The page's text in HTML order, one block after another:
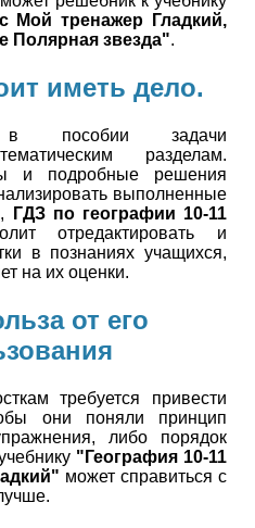
Мой тренажер Гладкий,
Полярная звезда".
иметь дело.
в пособии задачи
разделам.
и подробные решения
выполненные
ГДЗ по географии 10-11
отредактировать и
в познаниях учащихся,
на их оценки.
от его
требуется привести
они поняли принцип
либо порядок
"География 10-11
может справиться с